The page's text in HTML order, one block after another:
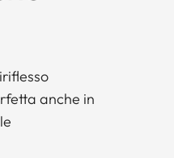
anche in